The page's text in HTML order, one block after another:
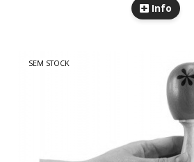
Info
SEM STOCK